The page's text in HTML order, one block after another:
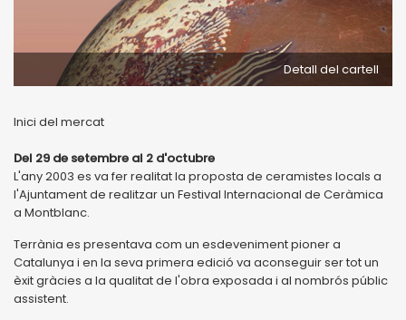
Detall del cartell
Inici del mercat
Del 29 de setembre al 2 d'octubre
L'any 2003 es va fer realitat la proposta de ceramistes locals a
l'Ajuntament de realitzar un Festival Internacional de Ceràmica
a Montblanc.
Terrània es presentava com un esdeveniment pioner a
Catalunya i en la seva primera edició va aconseguir ser tot un
èxit gràcies a la qualitat de l'obra exposada i al nombrós públic
assistent.